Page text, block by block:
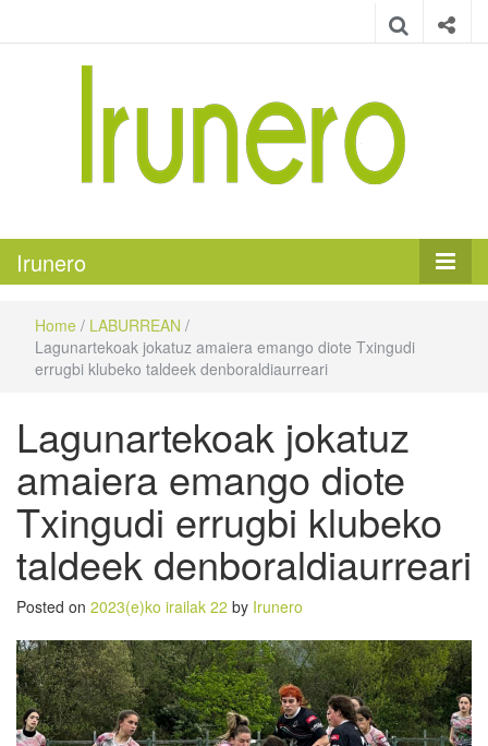
Irunero
Home / LABURREAN /
Lagunartekoak jokatuz amaiera emango diote Txingudi
errugbi klubeko taldeek denboraldiaurreari
Lagunartekoak jokatuz
amaiera emango diote
Txingudi errugbi klubeko
taldeek denboraldiaurreari
Posted on 2023(e)ko irailak 22 by Irunero